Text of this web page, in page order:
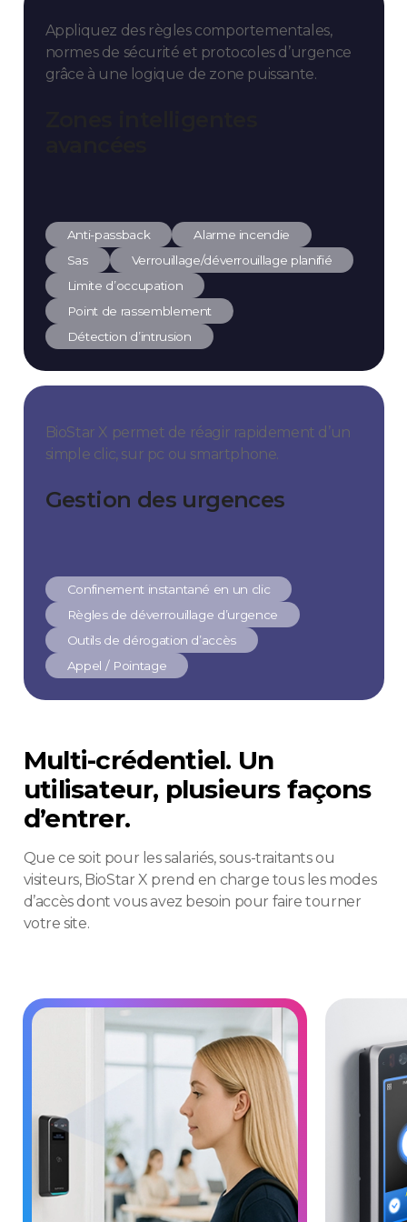
Appliquez des règles comportementales,
normes de sécurité et protocoles d’urgence
grâce à une logique de zone puissante.
Anti-passback
Alarme incendie
Sas
Verrouillage/déverrouillage planifié
Limite d’occupation
Point de rassemblement
Détection d’intrusion
BioStar X permet de réagir rapidement d’un
simple clic, sur pc ou smartphone.
Gestion des urgences
Confinement instantané en un clic
Règles de déverrouillage d’urgence
Outils de dérogation d’accès
Appel / Pointage
Multi-crédentiel. Un
utilisateur, plusieurs façons
d’entrer.
Que ce soit pour les salariés, sous-traitants ou
visiteurs, BioStar X prend en charge tous les modes
d’accès dont vous avez besoin pour faire tourner
votre site.